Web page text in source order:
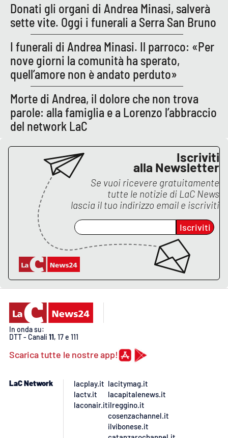
EDIZIONI
LOCALI
Catanzaro
Crotone
Vibo Valentia
Reggio Calabria
Cosenza
Lamezia Terme
PROGETTI
SPECIALI
Buona Sanità Calabria
LA
Eventi
Food
Donati gli organi di Andrea Minasi, salverà
sette vite. Oggi i funerali a Serra San Bruno
I funerali di Andrea Minasi. Il parroco: «Per
nove giorni la comunità ha sperato,
quell’amore non è andato perduto»
Morte di Andrea, il dolore che non trova
parole: alla famiglia e a Lorenzo l’abbraccio
del network LaC
Iscriviti
alla Newsletter
Se vuoi ricevere gratuitamente
tutte le notizie di LaC News
lascia il tuo indirizzo email e iscriviti
Iscriviti
In onda su:
DTT - Canali 11, 17 e 111
Scarica tutte le nostre app!
LaC Network
lacplay.it
lactv.it
laconair.it
lacitymag.it
lacapitalenews.it
ilreggino.it
cosenzachannel.it
ilvibonese.it